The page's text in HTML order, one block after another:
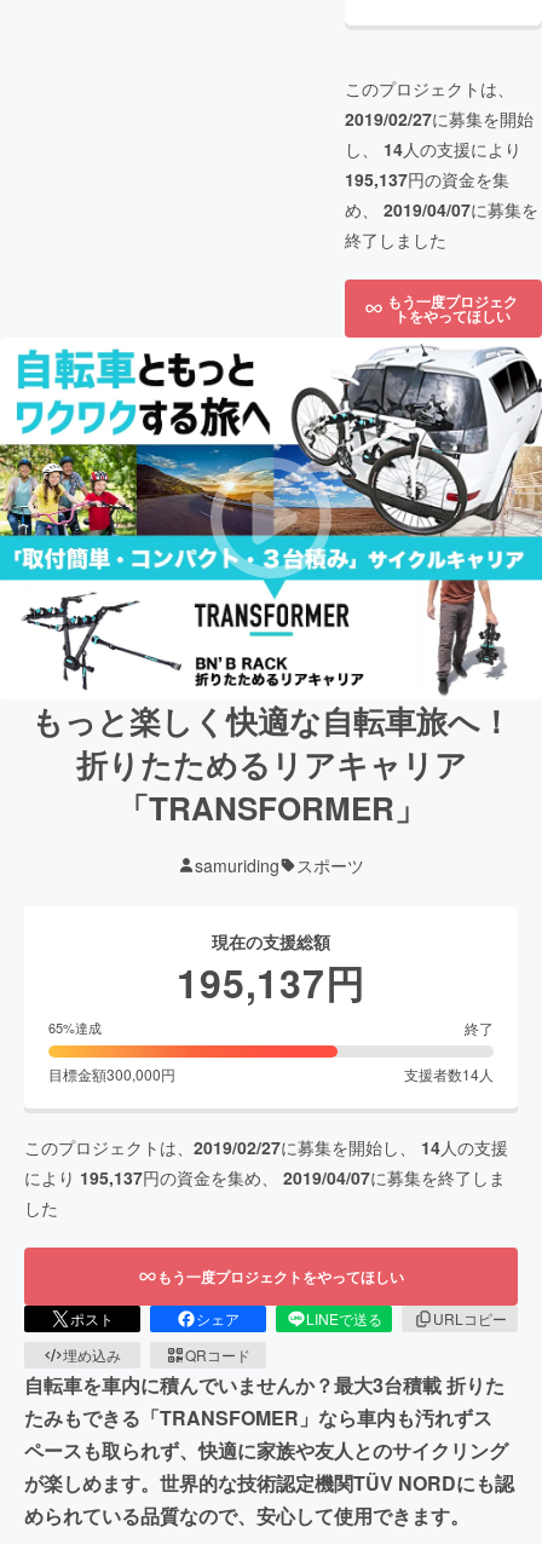
このプロジェクトは、
2019/02/27に募集を開始
し、 14人の支援により
195,137円の資金を集
め、 2019/04/07に募集を
終了しました
もう一度プロジェク
トをやってほしい
もっと楽しく快適な自転車旅へ！
折りたためるリアキャリア
「TRANSFORMER」
samuriding スポーツ
現在の支援総額
195,137円
65%達成 終了
目標金額300,000円 支援者数14人
このプロジェクトは、 2019/02/27に募集を開始し、 14人の支援
により 195,137円の資金を集め、 2019/04/07に募集を終了しま
した
もう一度プロジェクトをやってほしい
ポスト シェア LINEで送る
URLコピー
埋め込み
QRコード
自転車を車内に積んでいませんか？最大3台積載 折りた
たみもできる「TRANSFOMER」なら車内も汚れずス
ペースも取られず、快適に家族や友人とのサイクリング
が楽しめます。世界的な技術認定機関TÜV NORDにも認
められている品質なので、安心して使用できます。